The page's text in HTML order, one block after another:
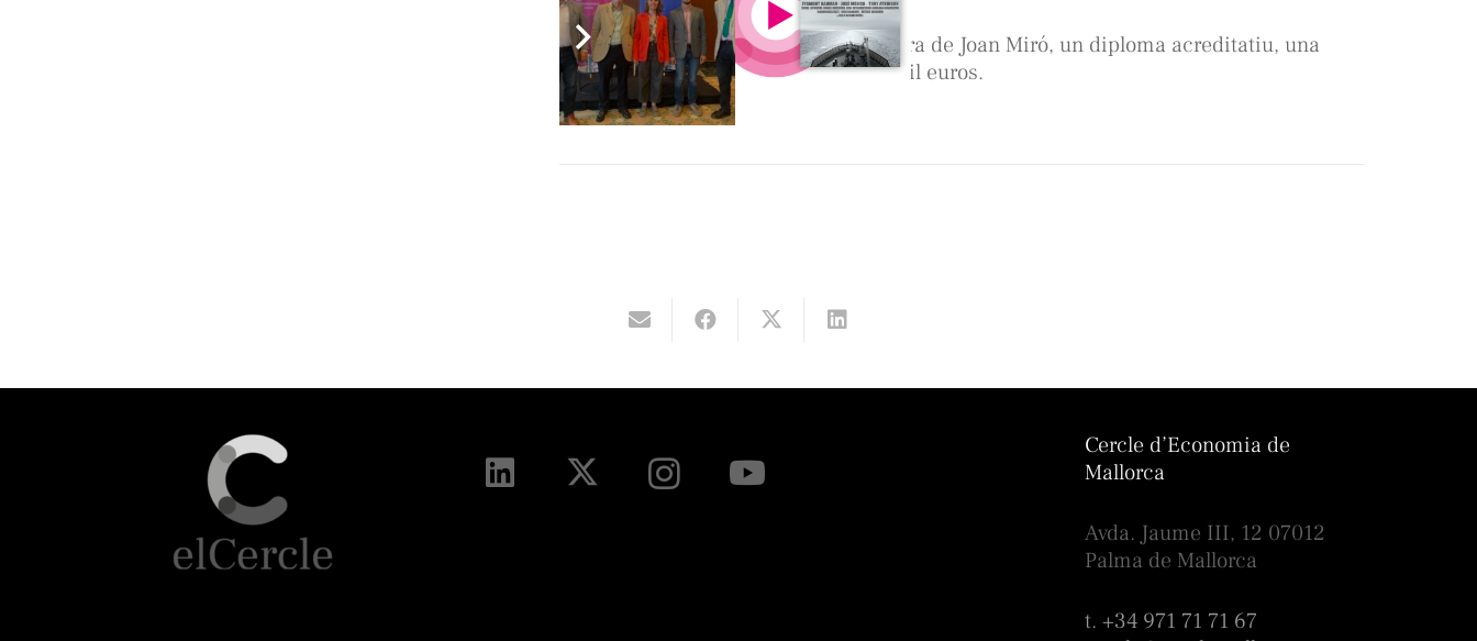
El guardó està dotat amb una escultura de Joan Miró, un diploma acreditatiu, una
insígnia i la quantitat de cinquanta mil euros.
Cercle d’Economia de
Mallorca
Avda. Jaume III, 12 07012
Palma de Mallorca
t. +34 971 71 71 67